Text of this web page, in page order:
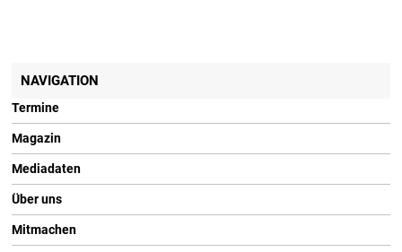
NAVIGATION
Termine
Magazin
Mediadaten
Über uns
Mitmachen